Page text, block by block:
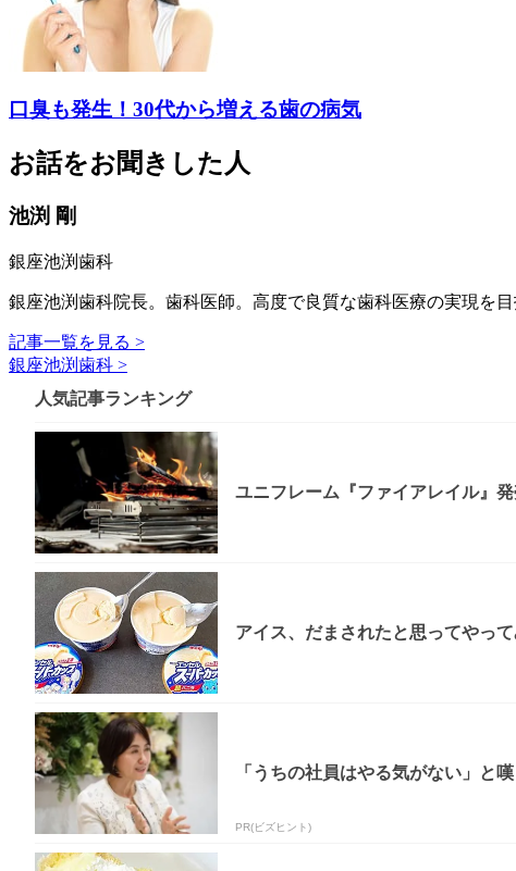
口臭も発生！30代から増える歯の病気
お話をお聞きした人
池渕 剛
銀座池渕歯科
銀座池渕歯科院長。歯科医師。高度で良質な歯科医療の実現を
記事一覧を見る >
銀座池渕歯科 >
人気記事ランキング
ユニフレーム『ファイアレイル』
アイス、だまされたと思ってやっ
「うちの社員はやる気がない」と
PR(ビズヒント)